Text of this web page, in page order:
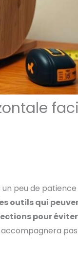
peu de
outils qui
pour
accompagnera